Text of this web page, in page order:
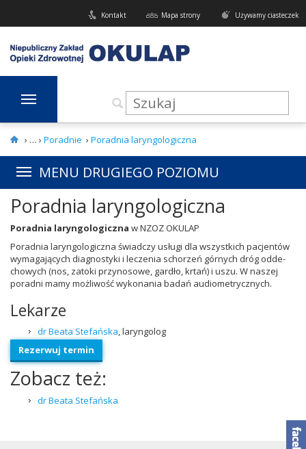
Używamy ciasteczek
Mapa strony
Kontakt
› Poradnie › Poradnia laryngologiczna
MENU DRUGIEGO POZIOMU
Poradnia laryngologiczna
Porad­nia laryn­go­log­iczna wNZOZOKULAP
Porad­nia laryn­go­log­iczna świad­czy usługi dla wszys­t­kich pac­jen­tów
wyma­ga­ją­cych diag­nos­tyki i leczenia schorzeń górnych dróg odd­e­
chowych (nos, zatoki przynosowe, gardło, krtań) i uszu. W naszej
poradni mamy możli­wość wyko­na­nia badań audiometrycznych.
Lekarze
dr Beata Ste­fańska, laryn­golog
Rez­er­wuj termin
Zobacz też:
dr Beata Stefańska